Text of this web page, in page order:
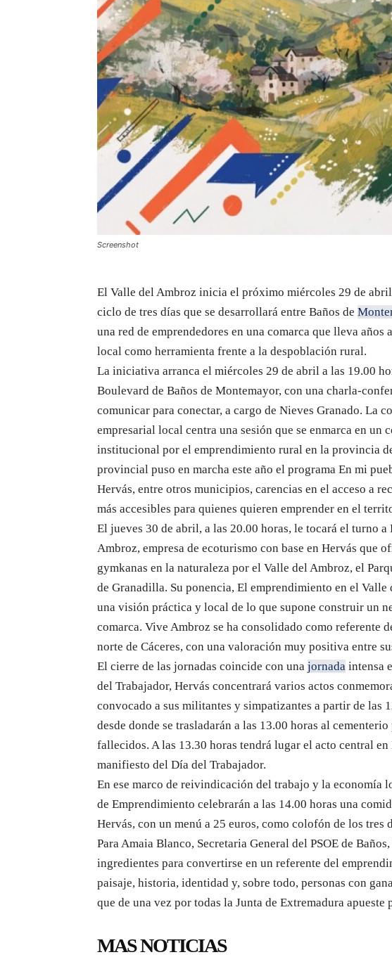
Screenshot
El Valle del Ambroz inicia el próximo miércoles 29 de
ciclo de tres días que se desarrollará entre Baños de
una red de emprendedores en una comarca que lleva
local como herramienta frente a la despoblación rural.
La iniciativa arranca el miércoles 29 de abril a las 19.00
Boulevard de Baños de Montemayor, con una charla-
comunicar para conectar, a cargo de Nieves Granado. La
empresarial local centra una sesión que se enmarca en un
institucional por el emprendimiento rural en la provincia
provincial puso en marcha este año el programa En mi
Hervás, entre otros municipios, carencias en el acceso a
más accesibles para quienes quieren emprender en el
El jueves 30 de abril, a las 20.00 horas, le tocará el turno
Ambroz, empresa de ecoturismo con base en Hervás que
gymkanas en la naturaleza por el Valle del Ambroz, el
de Granadilla. Su ponencia, El emprendimiento en el
una visión práctica y local de lo que supone construir un
comarca. Vive Ambroz se ha consolidado como referente
norte de Cáceres, con una valoración muy positiva entre
El cierre de las jornadas coincide con una jornada intensa
del Trabajador, Hervás concentrará varios actos
convocado a sus militantes y simpatizantes a partir de las
desde donde se trasladarán a las 13.00 horas al
fallecidos. A las 13.30 horas tendrá lugar el acto central
manifiesto del Día del Trabajador.
En ese marco de reivindicación del trabajo y la economía
de Emprendimiento celebrarán a las 14.00 horas una
Hervás, con un menú a 25 euros, como colofón de los tres
Para Amaia Blanco, Secretaria General del PSOE de
ingredientes para convertirse en un referente del
paisaje, historia, identidad y, sobre todo, personas con
que de una vez por todas la Junta de Extremadura apueste
MAS NOTICIAS